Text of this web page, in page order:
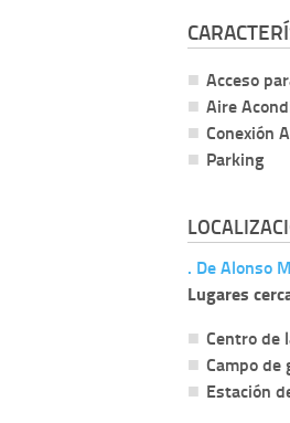
Acceso
Aire
Conexión
Parking
. De Alonso
Lugares
Centro de
Campo de
Estación